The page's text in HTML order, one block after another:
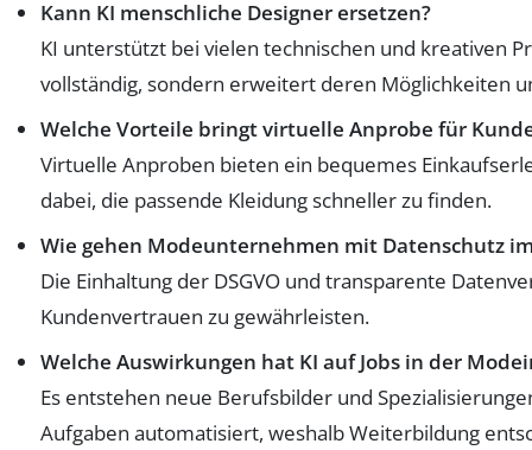
Kann KI menschliche Designer ersetzen?
KI unterstützt bei vielen technischen und kreativen
vollständig, sondern erweitert deren Möglichkeiten
Welche Vorteile bringt virtuelle Anprobe für
Virtuelle Anproben bieten ein bequemes
dabei, die passende Kleidung schneller zu finden.
Wie gehen Modeunternehmen mit Datenschutz
Die Einhaltung der DSGVO und transparente
Kundenvertrauen zu gewährleisten.
Welche Auswirkungen hat KI auf Jobs in der
Es entstehen neue Berufsbilder und
Aufgaben automatisiert, weshalb Weiterbildung